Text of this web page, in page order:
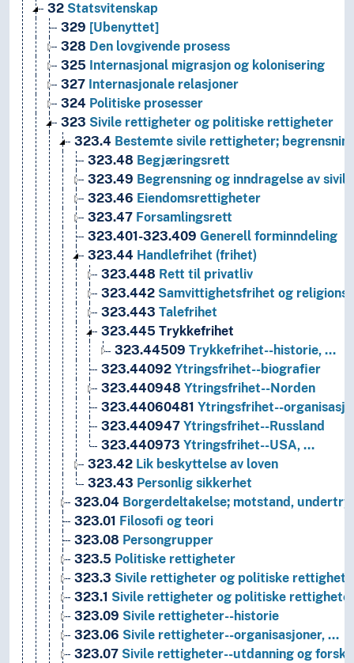
32 Statsvitenskap
329 [Ubenyttet]
328 Den lovgivende prosess
325 Internasjonal migrasjon og kolonisering
327 Internasjonale relasjoner
324 Politiske prosesser
323 Sivile rettigheter og politiske rettigheter
323.4 Bestemte sivile rettigheter;
323.48 Begjæringsrett
323.49 Begrensning og inndragelse av
323.46 Eiendomsrettigheter
323.47 Forsamlingsrett
323.401-323.409 Generell forminndeling
323.44 Handlefrihet (frihet)
323.448 Rett til privatliv
323.442 Samvittighetsfrihet og
323.443 Talefrihet
323.445 Trykkefrihet
323.44509 Trykkefrihet--historie, …
323.44092 Ytringsfrihet--biografier
323.440948 Ytringsfrihet--Norden
323.44060481 Ytringsfrihet--
323.440947 Ytringsfrihet--Russland
323.440973 Ytringsfrihet--USA, …
323.42 Lik beskyttelse av loven
323.43 Personlig sikkerhet
323.04 Borgerdeltakelse; motstand,
323.01 Filosofi og teori
323.08 Persongrupper
323.5 Politiske rettigheter
323.3 Sivile rettigheter og politiske
323.1 Sivile rettigheter og politiske
323.09 Sivile rettigheter--historie
323.06 Sivile rettigheter--organisasjoner, …
323.07 Sivile rettigheter--utdanning og